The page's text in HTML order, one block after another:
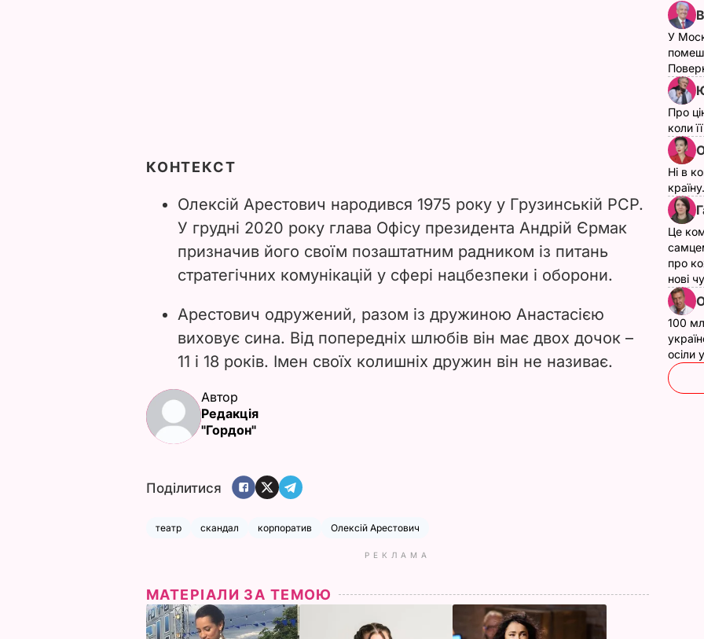
КОНТЕКСТ
Олексій Арестович народився 1975 року у Грузинській РСР.
У грудні 2020 року глава Офісу президента Андрій Єрмак
призначив його своїм позаштатним радником із питань
стратегічних комунікацій у сфері нацбезпеки і оборони.
Арестович одружений, разом із дружиною Анастасією
виховує сина. Від попередніх шлюбів він має двох дочок –
11 і 18 років. Імен своїх колишніх дружин він не називає.
Автор
Редакція
"Гордон"
Поділитися
театр скандал корпоратив Олексій Арестович
РЕКЛАМА
МАТЕРІАЛИ ЗА ТЕМОЮ
У
Про
коли
Ні в
Це
про
нові
100
осіли